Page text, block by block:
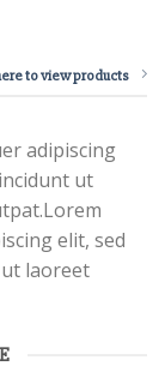
to view products
adipiscing
ut
elit, sed
laoreet